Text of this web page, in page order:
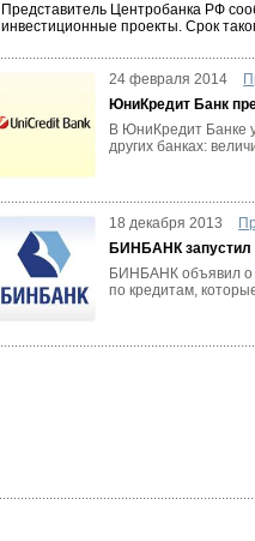
Представитель Центробанка РФ
инвестиционные проекты. Срок
24 февраля 2014
ЮниКредит Банк
В ЮниКредит Банке
других банках:
18 декабря 2013
БИНБАНК запустил
БИНБАНК объявил о
по кредитам,